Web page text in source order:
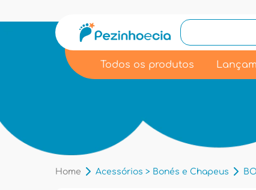
Todos os produtos
Home Acessórios > Bonés e Chapeus